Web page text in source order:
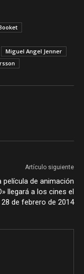
Miguel Angel Jenner
Artículo siguiente
película de animación
llegará a los cines el
28 de febrero de 2014